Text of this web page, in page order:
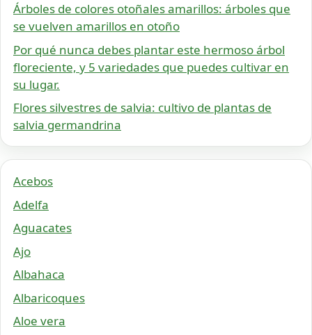
Árboles de colores otoñales amarillos: árboles que
se vuelven amarillos en otoño
Por qué nunca debes plantar este hermoso árbol
floreciente, y 5 variedades que puedes cultivar en
su lugar.
Flores silvestres de salvia: cultivo de plantas de
salvia germandrina
Acebos
Adelfa
Aguacates
Ajo
Albahaca
Albaricoques
Aloe vera